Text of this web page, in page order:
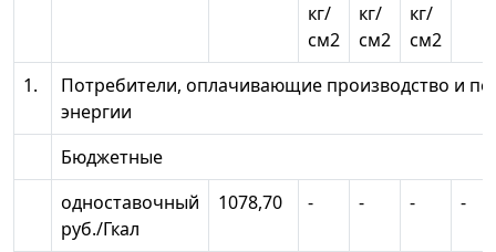
кг/
см2
кг/
см2
кг/
см2
1.
Потребители, оплачивающие производство и
энергии
Бюджетные
одноставочный
руб./Гкал
1078,70 - - - -